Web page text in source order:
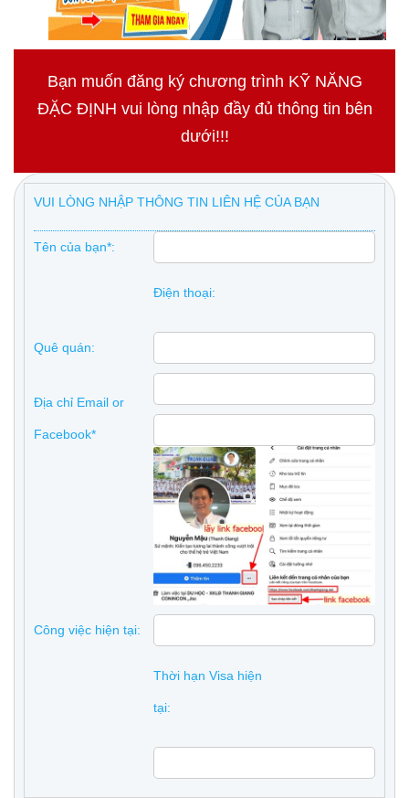
Bạn muốn đăng ký chương trình KỸ NĂNG
ĐẶC ĐỊNH vui lòng nhập đầy đủ thông tin bên
dưới!!!
VUI LÒNG NHẬP THÔNG TIN LIÊN HỆ CỦA BẠN
Tên của bạn*:
Điện thoại:
Quê quán:
Địa chỉ Email or
Facebook*
Công việc hiện tại:
Thời hạn Visa hiện
tại: